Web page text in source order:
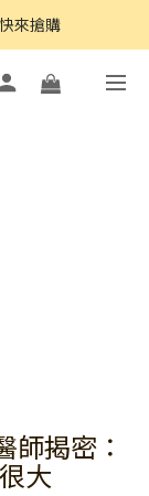
來搶購
來搶購
來搶購
揭密：
大